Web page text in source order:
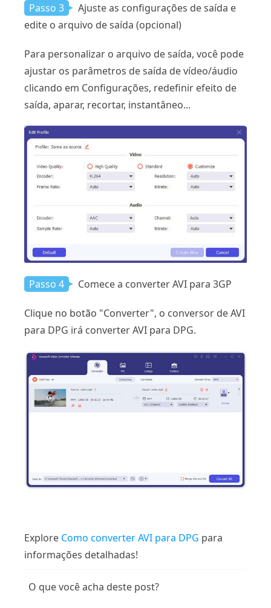
Passo 3
Ajuste as configurações de saída e
edite o arquivo de saída (opcional)
Para personalizar o arquivo de saída, você pode
ajustar os parâmetros de saída de vídeo/áudio
clicando em Configurações, redefinir efeito de
saída, aparar, recortar, instantâneo...
Passo 4 Comece a converter AVI para 3GP
Clique no botão "Converter", o conversor de AVI
para DPG irá converter AVI para DPG.
Explore Como converter AVI para DPG para
informações detalhadas!
O que você acha deste post?